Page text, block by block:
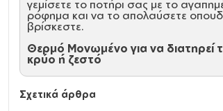
γεμίσετε το ποτήρι σας με το
ρόφημα και να το απολαύσετε
βρίσκεστε.
Θερμό Μονωμένο για να διατηρεί
κρύο ή ζεστό
διατηρεί το ποτό σας κρύο ή ζεστό
πρόκειται για ένα δροσιστικό ποτήρι
Σχετικά άρθρα